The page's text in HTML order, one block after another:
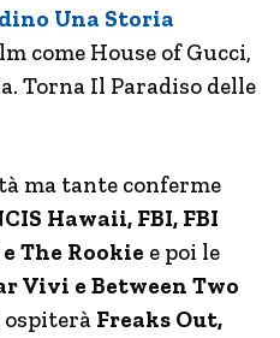
Una Storia
come House of Gucci,
Torna Il Paradiso delle
ma tante conferme
Hawaii, FBI, FBI
The Rookie e poi le
Vivi e Between Two
ospiterà Freaks Out,